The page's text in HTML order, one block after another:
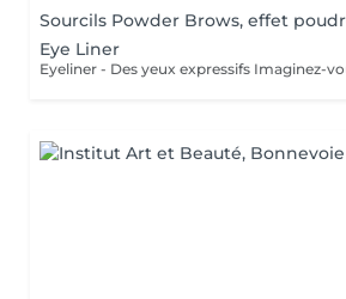
Sourcils Powder Brows, effet
Eye Liner